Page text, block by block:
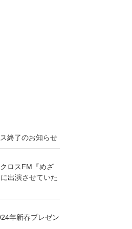
終了のお知らせ
ロスFM『めざ
出演させていた
年新春プレゼン